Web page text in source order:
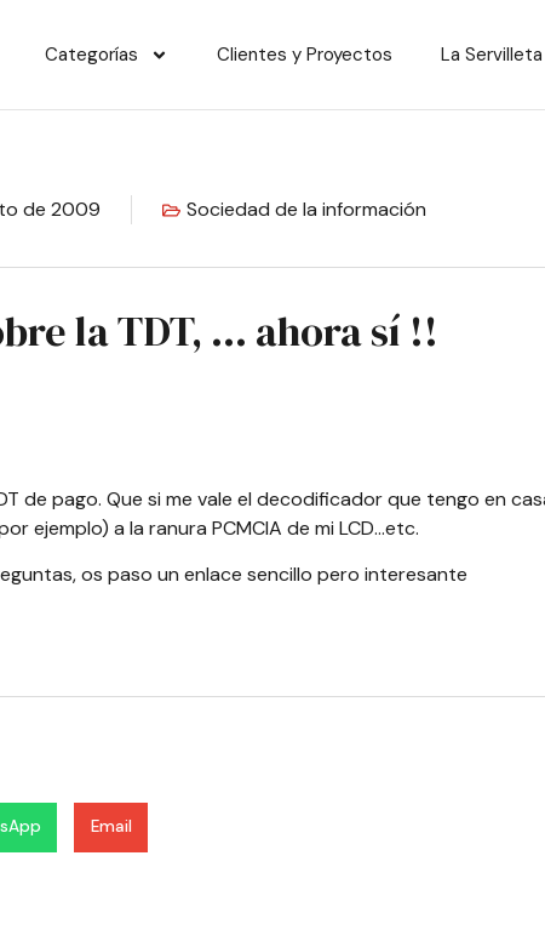
Categorías Clientes y Proyectos La Servilleta
de 2009 Sociedad de la información
la TDT, … ahora sí !!
de pago. Que si me vale el decodificador que tengo en
ejemplo) a la ranura PCMCIA de mi LCD…etc.
os paso un enlace sencillo pero interesante
Email